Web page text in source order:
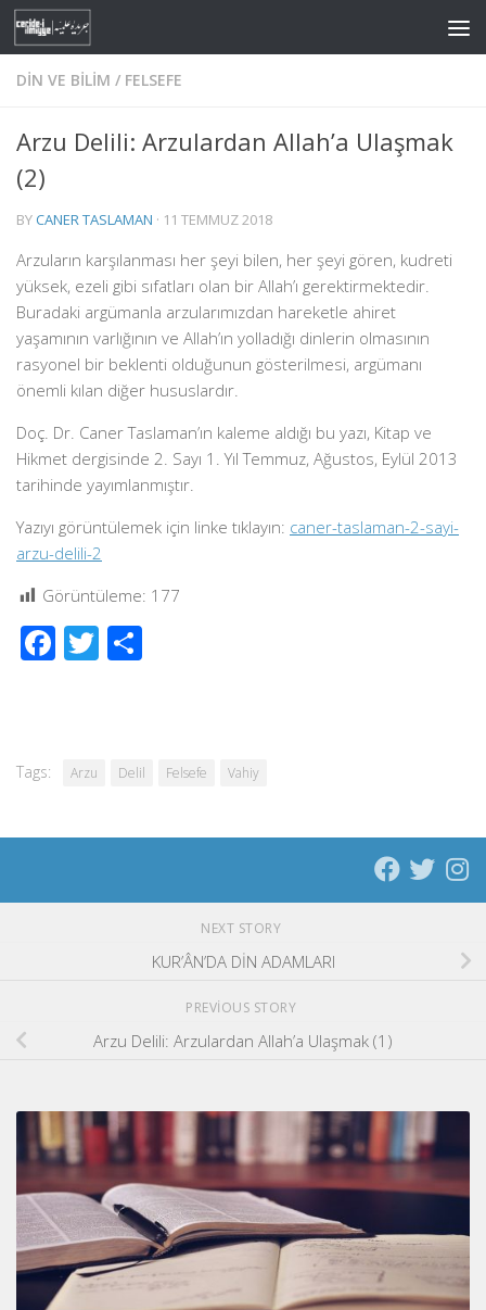
Skip to content
DIN VE BILIM / FELSEFE
Arzu Delili: Arzulardan Allah’a Ulaşmak
(2)
BYCANER TASLAMAN · 11 TEMMUZ 2018
Arzuların karşılanması her şeyi bilen, her şeyi gören, kudreti
yüksek, ezeli gibi sıfatları olan bir Allah’ı gerektirmektedir.
Buradaki argümanla arzularımızdan hareketle ahiret
yaşamının varlığının ve Allah’ın yolladığı dinlerin olmasının
rasyonel bir beklenti olduğunun gösterilmesi, argümanı
önemli kılan diğer hususlardır.
Doç. Dr. Caner Taslaman’ın kaleme aldığı bu yazı, Kitap ve
Hikmet dergisinde 2. Sayı 1. Yıl Temmuz, Ağustos, Eylül 2013
tarihinde yayımlanmıştır.
Yazıyı görüntülemek için linke tıklayın: caner-taslaman-2-sayi-
arzu-delili-2
Görüntüleme: 177
Facebook
Twitter
Tags: Arzu Delil Felsefe Vahiy
NEXT STORY
KUR’ÂN’DA DİN ADAMLARI
PREVIOUS STORY
Arzu Delili: Arzulardan Allah’a Ulaşmak (1)